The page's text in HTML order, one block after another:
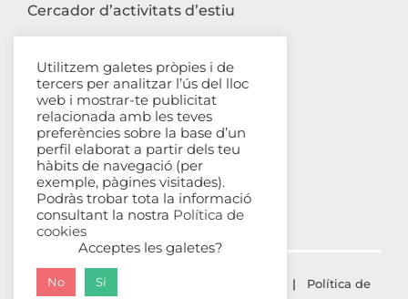
Cercador d’activitats d’estiu
Contacte
Carrer Avinyó, 44 2n
08002 Barcelona
93 302 61 03
esplac@esplac.cat
© ESPLAC Copyright | Política de
Utilitzem galetes pròpies i de
tercers per analitzar l’ús del lloc
web i mostrar-te publicitat
relacionada amb les teves
preferències sobre la base d’un
perfil elaborat a partir dels teu
hàbits de navegació (per
exemple, pàgines visitades).
Podràs trobar tota la informació
consultant la nostra Política de
cookies
Acceptes les galetes?
No Sí